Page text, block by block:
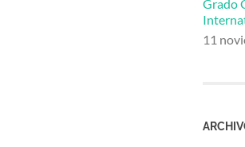
Grado
11